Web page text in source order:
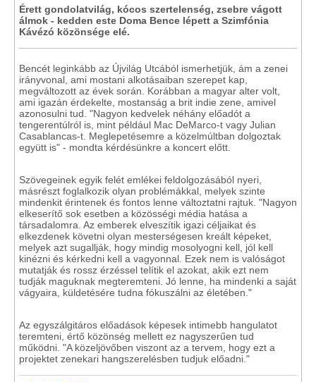
Érett gondolatvilág, kócos szertelenség, zsebre vágott
álmok - kedden este Doma Bence lépett a Szimfónia
Kávézó közönsége elé.
Bencét leginkább az Újvilág Utcából ismerhetjük, ám a zenei
irányvonal, ami mostani alkotásaiban szerepet kap,
megváltozott az évek során. Korábban a magyar alter volt,
ami igazán érdekelte, mostanság a brit indie zene, amivel
azonosulni tud. "Nagyon kedvelek néhány előadót a
tengerentúlról is, mint például Mac DeMarco-t vagy Julian
Casablancas-t. Meglepetésemre a közelmúltban dolgoztak
együtt is" - mondta kérdésünkre a koncert előtt.
Szövegeinek egyik felét emlékei feldolgozásából nyeri,
másrészt foglalkozik olyan problémákkal, melyek szinte
mindenkit érintenek és fontos lenne változtatni rajtuk. "Nagyon
elkeserítő sok esetben a közösségi média hatása a
társadalomra. Az emberek elveszítik igazi céljaikat és
elkezdenek követni olyan mesterségesen kreált képeket,
melyek azt sugallják, hogy mindig mosolyogni kell, jól kell
kinézni és kérkedni kell a vagyonnal. Ezek nem is valóságot
mutatják és rossz érzéssel telítik el azokat, akik ezt nem
tudják maguknak megteremteni. Jó lenne, ha mindenki a saját
vágyaira, küldetésére tudna fókuszálni az életében."
Az egyszálgitáros előadások képesek intimebb hangulatot
teremteni, értő közönség mellett ez nagyszerűen tud
működni. "A közeljövőben viszont az a tervem, hogy ezt a
projektet zenekari hangszerelésben tudjuk előadni."